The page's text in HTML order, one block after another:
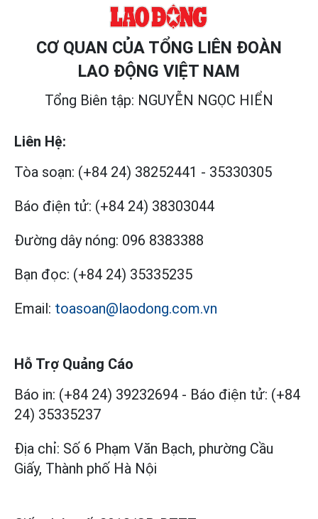
CƠ QUAN CỦA TỔNG LIÊN ĐOÀN
LAO ĐỘNG VIỆT NAM
Tổng Biên tập: NGUYỄN NGỌC HIỂN
Liên Hệ:
Tòa soạn: (+84 24) 38252441 - 35330305
Báo điện tử: (+84 24) 38303044
Đường dây nóng: 096 8383388
Bạn đọc: (+84 24) 35335235
Email: toasoan@laodong.com.vn
Hỗ Trợ Quảng Cáo
Báo in: (+84 24) 39232694 - Báo điện tử: (+84
24) 35335237
Địa chỉ: Số 6 Phạm Văn Bạch, phường Cầu
Giấy, Thành phố Hà Nội